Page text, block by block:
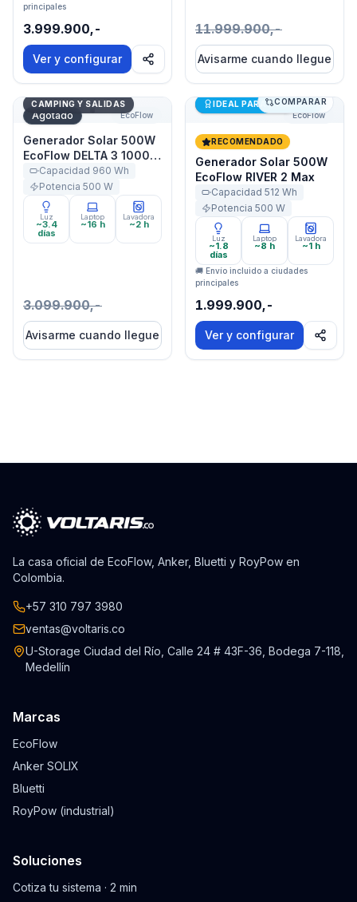
principales
3.999.900,-
Ver y configurar
11.999.900,-
Avisarme cuando llegue
Generador Solar 500W EcoFlow DELTA 3 1000 Air
Agotado EcoFlow
CAMPING Y SALIDAS
Generador Solar 500W
EcoFlow DELTA 3 1000
AirCapacidad 960 Wh
Potencia 500 W
Luz
~3.4
días
Laptop
~16 h
Lavadora
~2 h
3.099.900,-
Avisarme cuando llegue
Generador Solar 500W
EcoFlow
Últimas unidades
IDEAL PARA STARLINK
COMPARAR
RECOMENDADO
Generador Solar 500W
EcoFlow RIVER 2 Max
Capacidad 512 Wh
Potencia 500 W
Luz
~1.8
días
Laptop
~8 h
Lavadora
~1 h
🚚 Envío incluido a ciudades
principales
1.999.900,-
Ver y configurar
La casa oficial de EcoFlow, Anker, Bluetti y RoyPow en
Colombia.
+57 310 797 3980
ventas@voltaris.co
U-Storage Ciudad del Río, Calle 24 # 43F-36, Bodega 7-118,
Medellín
Marcas
EcoFlow
Anker SOLIX
Bluetti
RoyPow (industrial)
Soluciones
Cotiza tu sistema · 2 min